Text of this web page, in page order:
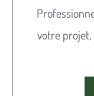
votre projet,